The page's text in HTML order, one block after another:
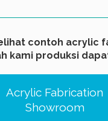
contoh acrylic
kami produksi
Acrylic Fabrication
Showroom